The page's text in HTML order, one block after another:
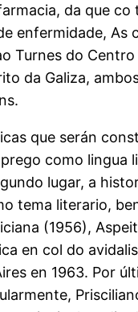
da que
enfermidade,
Turnes do
da Galiza,
que serán
como
lugar, a
tema literario,
(1956),
en col do
en 1963. Por